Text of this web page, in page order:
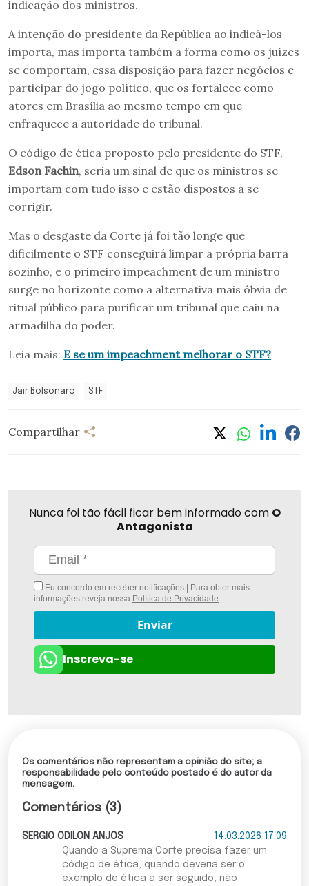
indicação dos ministros.
A intenção do presidente da República ao indicá-los
importa, mas importa também a forma como os juízes
se comportam, essa disposição para fazer negócios e
participar do jogo político, que os fortalece como
atores em Brasília ao mesmo tempo em que
enfraquece a autoridade do tribunal.
O código de ética proposto pelo presidente do STF,
Edson Fachin, seria um sinal de que os ministros se
importam com tudo isso e estão dispostos a se
corrigir.
Mas o desgaste da Corte já foi tão longe que
dificilmente o STF conseguirá limpar a própria barra
sozinho, e o primeiro impeachment de um ministro
surge no horizonte como a alternativa mais óbvia de
ritual público para purificar um tribunal que caiu na
armadilha do poder.
Leia mais: E se um impeachment melhorar o STF?
Jair Bolsonaro STF
Compartilhar
Nunca foi tão fácil ficar bem informado com O
Antagonista
Eu concordo em receber notificações | Para obter mais
informações reveja nossa Política de Privacidade.
Enviar
Inscreva-se
Os comentários não representam a opinião do site; a
responsabilidade pelo conteúdo postado é do autor da
mensagem.
Comentários (3)
SERGIO ODILON ANJOS
14.03.2026 17:09
Quando a Suprema Corte precisa fazer um
código de ética, quando deveria ser o
exemplo de ética a ser seguido, não